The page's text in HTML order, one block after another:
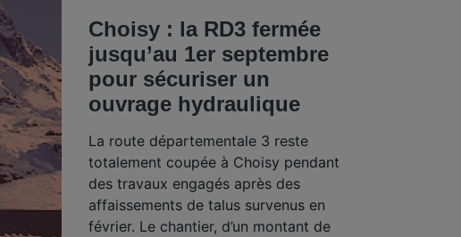
Choisy : la RD3 fermée
jusqu’au 1er septembre
pour sécuriser un
ouvrage hydraulique
La route départementale 3 reste
totalement coupée à Choisy pendant
des travaux engagés après des
affaissements de talus survenus en
février. Le chantier, d’un montant de